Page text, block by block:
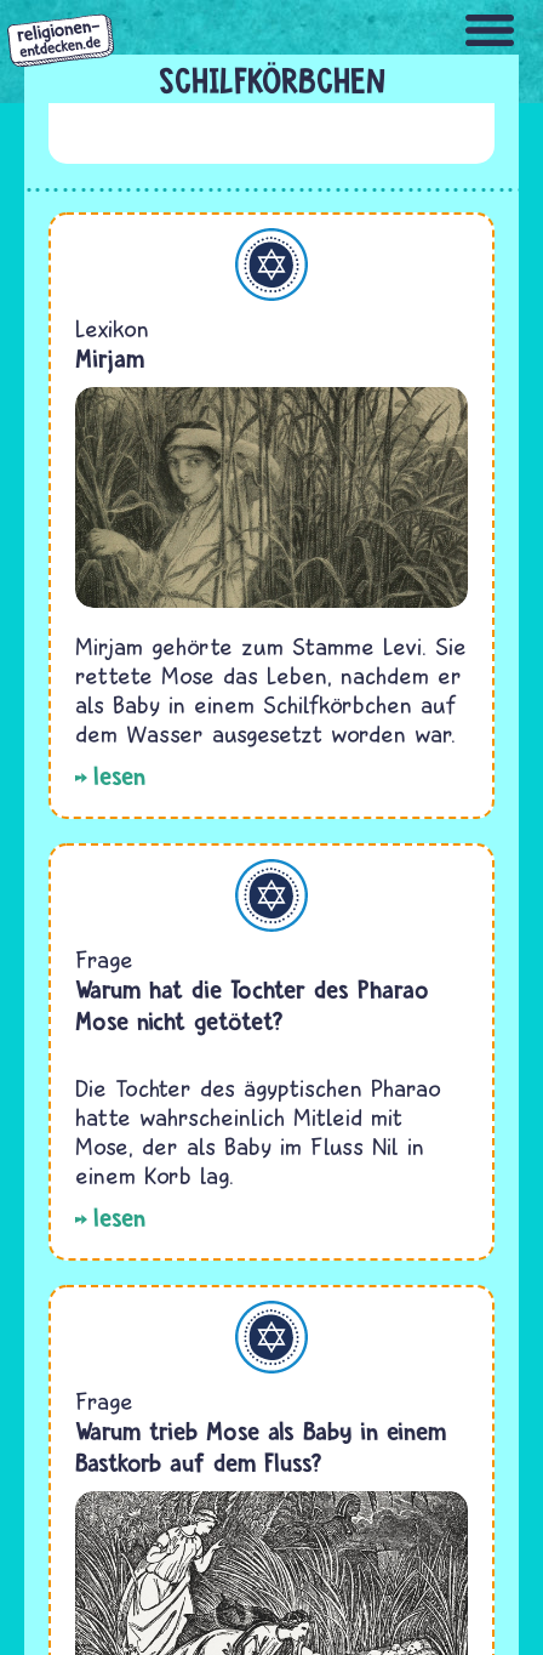
Direkt
zum
Inhalt
SCHILFKÖRBCHEN
Judentum
Lexikon
Mirjam
Mirjam gehörte zum Stamme Levi. Sie
rettete Mose das Leben, nachdem er
als Baby in einem Schilfkörbchen auf
dem Wasser ausgesetzt worden war.
lesen
Judentum
Frage
Warum hat die Tochter des Pharao
Mose nicht getötet?
Die Tochter des ägyptischen Pharao
hatte wahrscheinlich Mitleid mit
Mose, der als Baby im Fluss Nil in
einem Korb lag.
lesen
Judentum
Frage
Warum trieb Mose als Baby in einem
Bastkorb auf dem Fluss?